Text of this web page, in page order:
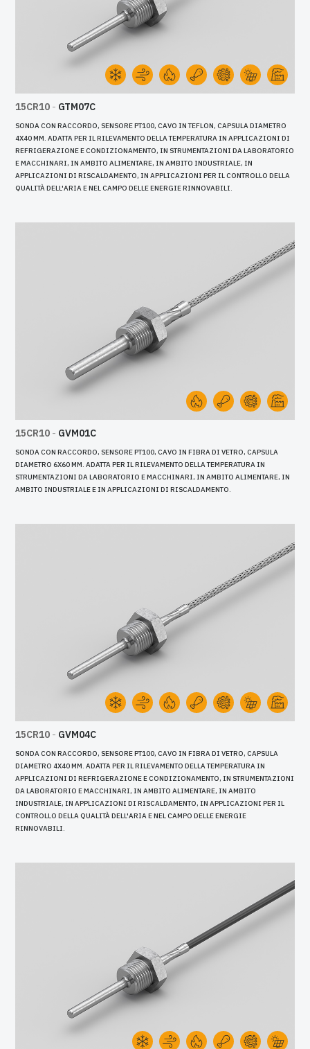
15CR10 - GTM07C
SONDA CON RACCORDO, SENSORE PT100, CAVO IN TEFLON, CAPSULA DIAMETRO
4X40 MM. ADATTA PER IL RILEVAMENTO DELLA TEMPERATURA IN APPLICAZIONI DI
REFRIGERAZIONE E CONDIZIONAMENTO, IN STRUMENTAZIONI DA LABORATORIO
E MACCHINARI, IN AMBITO ALIMENTARE, IN AMBITO INDUSTRIALE, IN
APPLICAZIONI DI RISCALDAMENTO, IN APPLICAZIONI PER IL CONTROLLO DELLA
QUALITÀ DELL'ARIA E NEL CAMPO DELLE ENERGIE RINNOVABILI.
15CR10 - GVM01C
SONDA CON RACCORDO, SENSORE PT100, CAVO IN FIBRA DI VETRO, CAPSULA
DIAMETRO 6X60 MM. ADATTA PER IL RILEVAMENTO DELLA TEMPERATURA IN
STRUMENTAZIONI DA LABORATORIO E MACCHINARI, IN AMBITO ALIMENTARE, IN
AMBITO INDUSTRIALE E IN APPLICAZIONI DI RISCALDAMENTO.
15CR10 - GVM04C
SONDA CON RACCORDO, SENSORE PT100, CAVO IN FIBRA DI VETRO, CAPSULA
DIAMETRO 4X40 MM. ADATTA PER IL RILEVAMENTO DELLA TEMPERATURA IN
APPLICAZIONI DI REFRIGERAZIONE E CONDIZIONAMENTO, IN STRUMENTAZIONI
DA LABORATORIO E MACCHINARI, IN AMBITO ALIMENTARE, IN AMBITO
INDUSTRIALE, IN APPLICAZIONI DI RISCALDAMENTO, IN APPLICAZIONI PER IL
CONTROLLO DELLA QUALITÀ DELL'ARIA E NEL CAMPO DELLE ENERGIE
RINNOVABILI.